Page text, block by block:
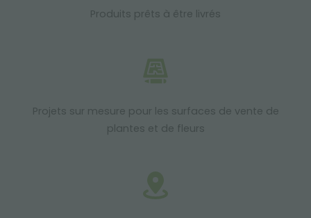
Produits prêts à être livrés
Projets sur mesure pour les surfaces de vente de
plantes et de fleurs